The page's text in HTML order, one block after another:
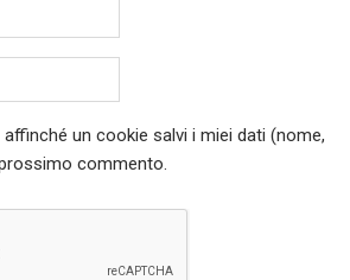
un cookie salvi i miei dati (nome,
commento.